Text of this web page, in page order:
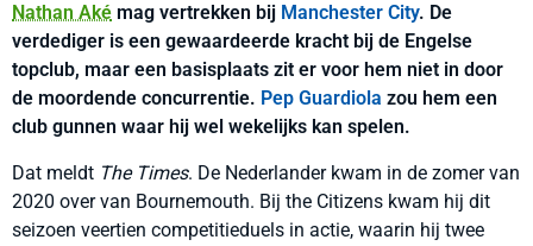
Nathan Aké mag vertrekken bij Manchester City. De
verdediger is een gewaardeerde kracht bij de Engelse
topclub, maar een basisplaats zit er voor hem niet in door
de moordende concurrentie. Pep Guardiola zou hem een
club gunnen waar hij wel wekelijks kan spelen.
Dat meldt The Times. De Nederlander kwam in de zomer van
2020 over van Bournemouth. Bij the Citizens kwam hij dit
seizoen veertien competitieduels in actie, waarin hij twee